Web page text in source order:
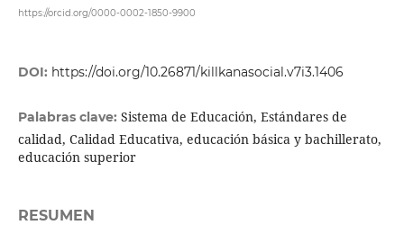
https://orcid.org/0000-0002-1850-9900
DOI: https://doi.org/10.26871/killkanasocial.v7i3.1406
Palabras clave: Sistema de Educación, Estándares de
calidad, Calidad Educativa, educación básica y bachillerato,
educación superior
RESUMEN